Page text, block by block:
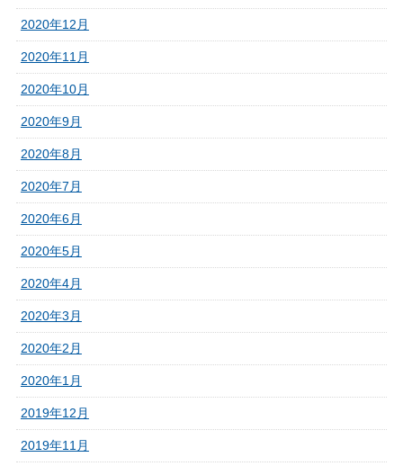
2020年12月
2020年11月
2020年10月
2020年9月
2020年8月
2020年7月
2020年6月
2020年5月
2020年4月
2020年3月
2020年2月
2020年1月
2019年12月
2019年11月